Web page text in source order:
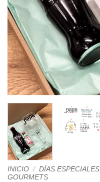
INICIO / DÍAS ESPECIALES
GOURMETS